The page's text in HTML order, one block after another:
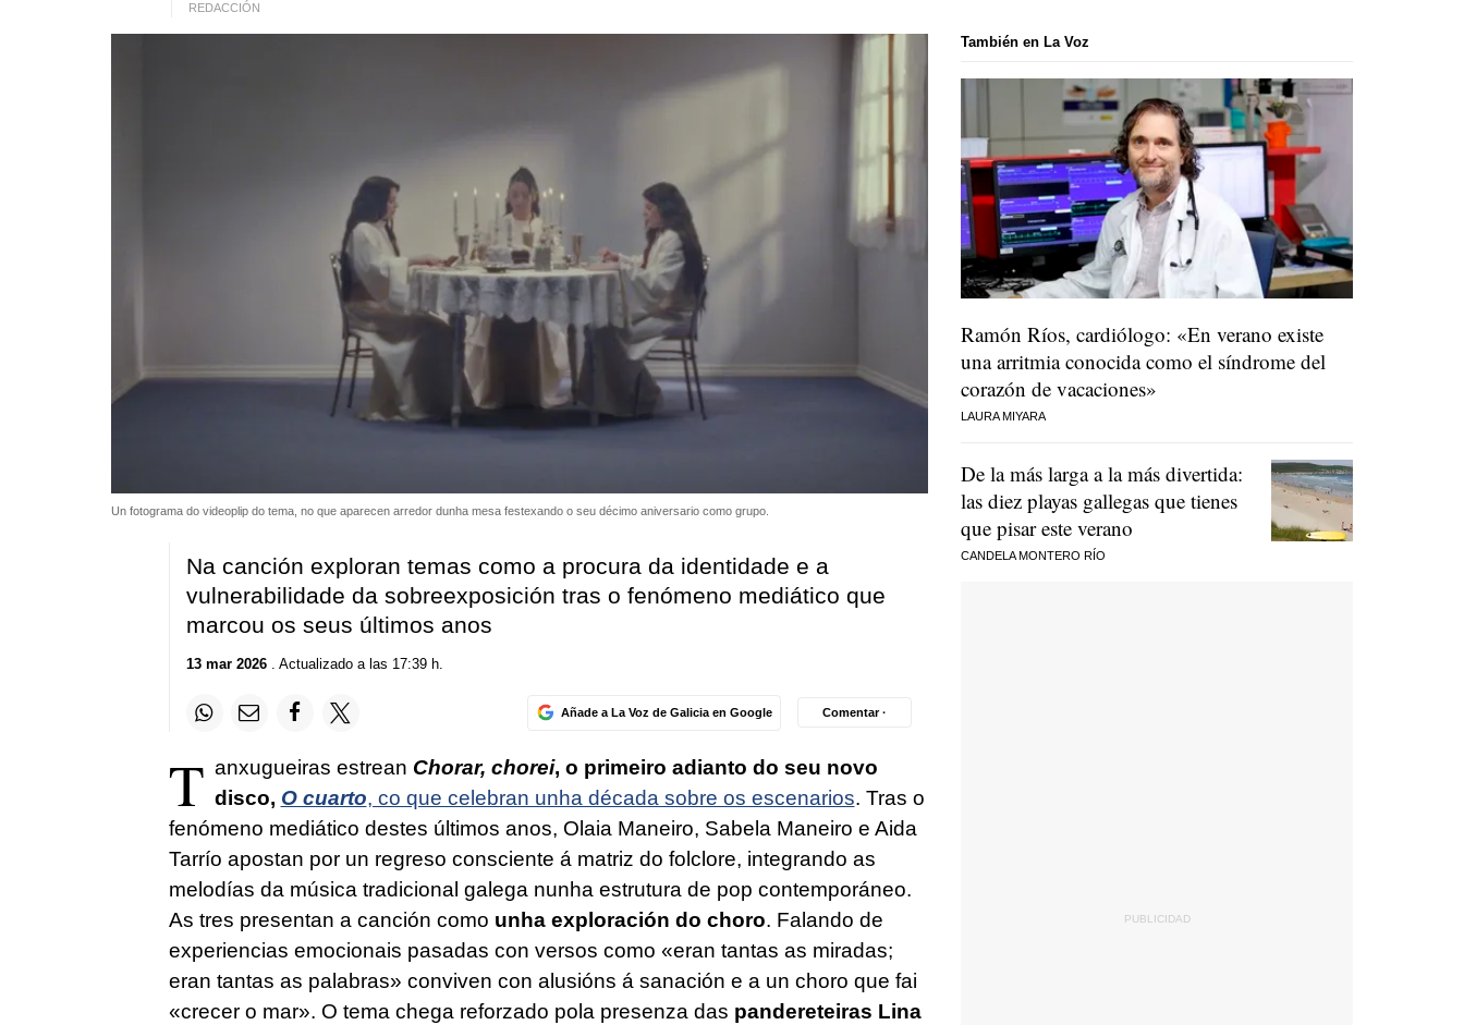
REDACCIÓN
Un fotograma do videoplip do tema, no que aparecen arredor dunha mesa festexando o seu décimo aniversario como grupo.
Na canción exploran temas como a procura da identidade e a
vulnerabilidade da sobreexposición tras o fenómeno mediático que
marcou os seus últimos anos
13 mar 2026. Actualizado a las 17:39 h.
Añade a La Voz de Galicia en Google Comentar ·
T anxugueiras estrean Chorar, chorei, o primeiro adianto do seu novo
disco, O cuarto, co que celebran unha década sobre os escenarios. Tras o
fenómeno mediático destes últimos anos, Olaia Maneiro, Sabela Maneiro e Aida
Tarrío apostan por un regreso consciente á matriz do folclore, integrando as
melodías da música tradicional galega nunha estrutura de pop contemporáneo.
As tres presentan a canción como unha exploración do choro. Falando de
experiencias emocionais pasadas con versos como «eran tantas as miradas;
eran tantas as palabras» conviven con alusións á sanación e a un choro que fai
«crecer o mar». O tema chega reforzado pola presenza das pandereteiras Lina
También en La Voz
Ramón Ríos, cardiólogo: «En verano existe
una arritmia conocida como el síndrome del
corazón de vacaciones»
LAURA MIYARA
De la más larga a la más divertida:
las diez playas gallegas que tienes
que pisar este verano
CANDELA MONTERO RÍO